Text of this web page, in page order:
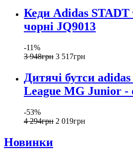
Кеди Adidas STADT
чорні JQ9013
-11%
3 948грн 3 517грн
Дитячі бутси
League MG Junior -
-53%
4 294грн 2 019грн
Новинки